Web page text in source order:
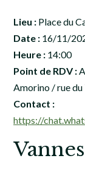
Lieu : Place du
Date : 16/11/
Heure : 14:00
Point de RDV :
Amorino / rue du
Contact :
https://
Vannes